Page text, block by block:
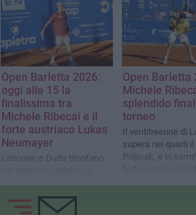
Open Barletta 2026:
oggi alle 15 la
finalissima tra
Michele Ribecai e il
forte austriaco Lukas
Neumayer
Latinovic e Duda trionfano
Karol dopo quasi due ore di
Open Barletta
Michele
splendido
torneo
Il ventitreenne di
supera nei quarti
Poljicak, e in